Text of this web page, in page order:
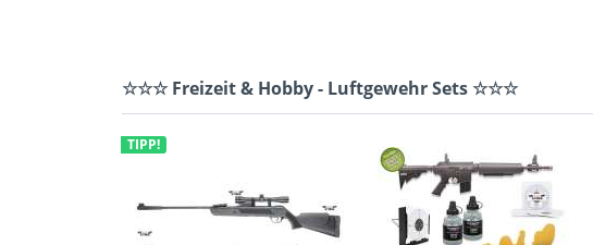
☆☆☆ Freizeit & Hobby - Luftgewehr Sets ☆☆☆
TIPP!